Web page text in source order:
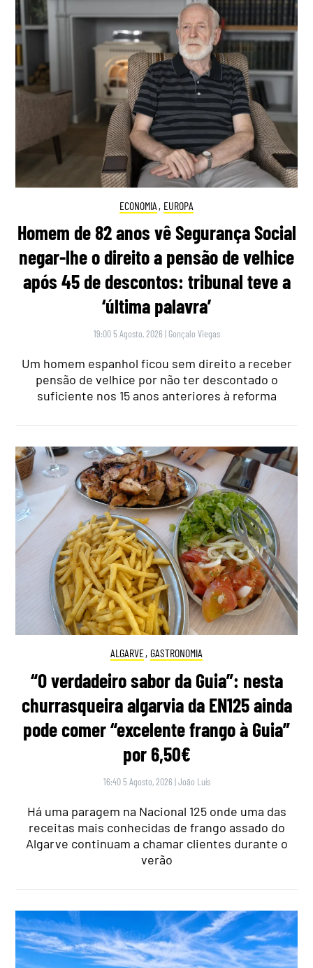
ECONOMIA , EUROPA
Homem de 82 anos vê Segurança Social
negar-lhe o direito a pensão de velhice
após 45 de descontos: tribunal teve a
‘última palavra’
19:00 5 Agosto, 2026 | Gonçalo Viegas
Um homem espanhol ficou sem direito a receber
pensão de velhice por não ter descontado o
suficiente nos 15 anos anteriores à reforma
ALGARVE, GASTRONOMIA
“O verdadeiro sabor da Guia”: nesta
churrasqueira algarvia da EN125 ainda
pode comer “excelente frango à Guia”
por 6,50€
16:40 5 Agosto, 2026 |João Luís
Há uma paragem na Nacional 125 onde uma das
receitas mais conhecidas de frango assado do
Algarve continuam a chamar clientes durante o
verão